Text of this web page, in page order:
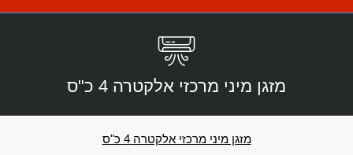
מזגן מיני מרכזי אלקטרה 4 כ"ס
מזגן מיני מרכזי אלקטרה 4 כ"ס